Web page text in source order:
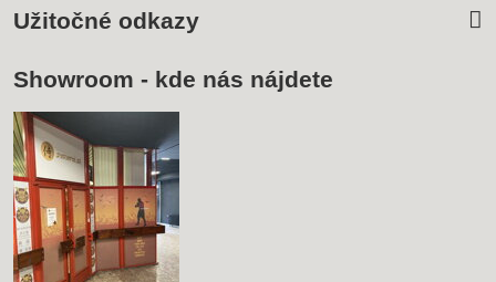
Užitočné odkazy
Showroom - kde nás nájdete